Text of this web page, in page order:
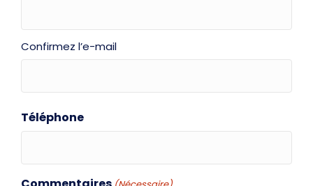
Confirmez l’e-mail
Téléphone